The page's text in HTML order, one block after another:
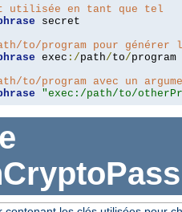
utilisée en tant que tel
secret
to/program pour générer
exec :/path/to/program
to/program avec un
"exec:/path/to/